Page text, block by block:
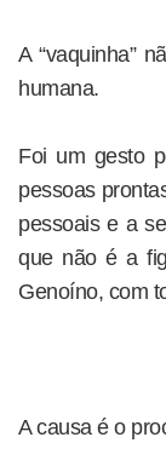
A “vaquinha”
humana.
Foi um gesto
pessoas
pessoais e a
que não é a
Genoíno, com
A causa é o